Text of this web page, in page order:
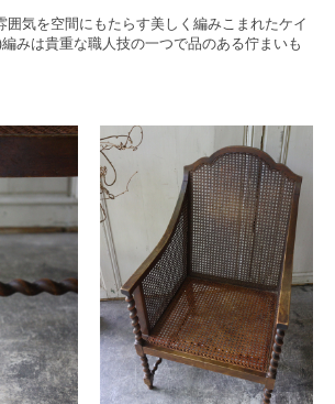
囲気を空間にもたらす美しく編みこまれたケイ
みは貴重な職人技の一つで品のある佇まいも